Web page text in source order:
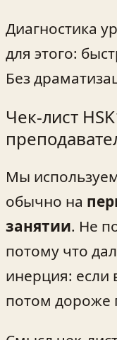
Диагностика
для этого:
Без
Чек‑лист
Мы
обычно на
занятии. Не
потому что
инерция:
потом дороже